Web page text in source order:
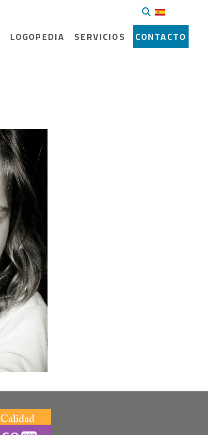
LOGOPEDIA SERVICIOS CONTACTO